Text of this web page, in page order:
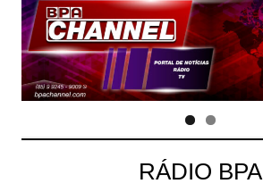
RÁDIO BPA